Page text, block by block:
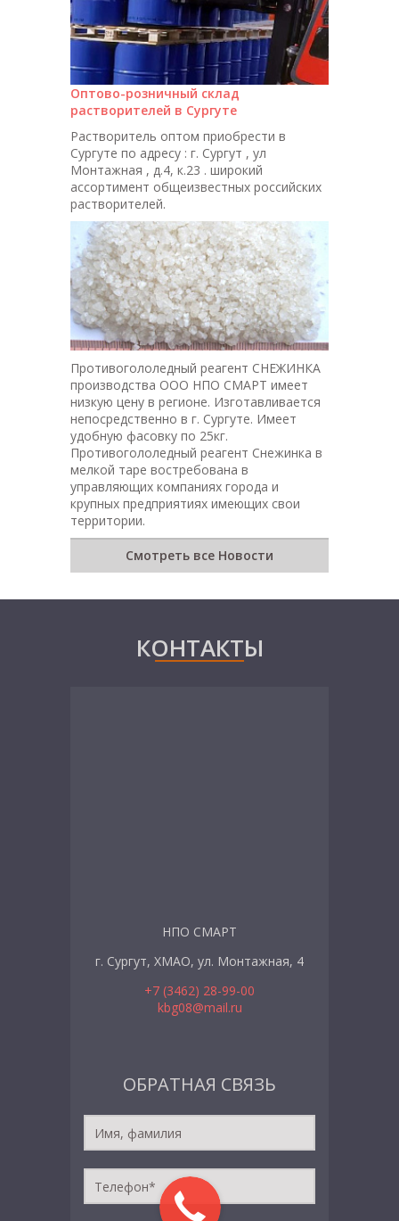
Оптово-розничный склад
растворителей в Сургуте
Растворитель оптом приобрести в
Сургуте по адресу : г. Сургут , ул
Монтажная , д.4, к.23 . широкий
ассортимент общеизвестных российских
растворителей.
Противогололедный реагент СНЕЖИНКА
производства ООО НПО СМАРТ имеет
низкую цену в регионе. Изготавливается
непосредственно в г. Сургуте. Имеет
удобную фасовку по 25кг.
Противогололедный реагент Снежинка в
мелкой таре востребована в
управляющих компаниях города и
крупных предприятиях имеющих свои
территории.
Смотреть все Новости
КОНТАКТЫ
НПО СМАРТ
г. Сургут, ХМАО, ул. Монтажная, 4
+7 (3462) 28-99-00
kbg08@mail.ru
ОБРАТНАЯ СВЯЗЬ